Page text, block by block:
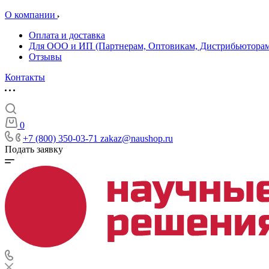
О компании
Оплата и доставка
Для ООО и ИП (Партнерам, Оптовикам,
Отзывы
Контакты
0
+7 (800) 350-03-71 zakaz@naushop.ru
Подать заявку